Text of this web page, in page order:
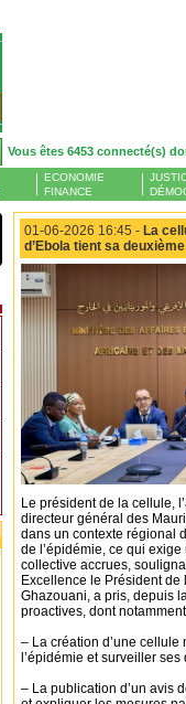
Vous êtes 6453 connecté(s)
ECONOMIE
FINANCE
01-06-2026 16:45 - La
d’Ebola tient sa
Le président de la cellule,
directeur général des
dans un contexte régional
de l’épidémie, ce qui
collective accrues,
Excellence le Président
Ghazouani, a pris, depuis
proactives, dont
– La création d’une cellule
l’épidémie et surveiller
– La publication d’un avis